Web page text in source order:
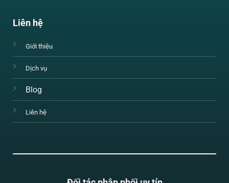
Liên hệ
Giới thiệu
Dịch vụ
Blog
Liên hệ